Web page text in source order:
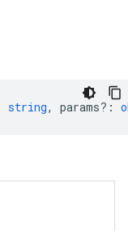
string, params? :